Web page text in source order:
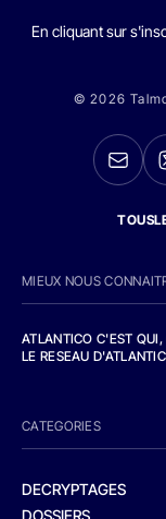
En cliquant sur
© 2026
MIEUX NOUS
ATLANTICO C'EST
LE RESEAU
CATEGORIES
DECRYPTAGES
DOSSIERS